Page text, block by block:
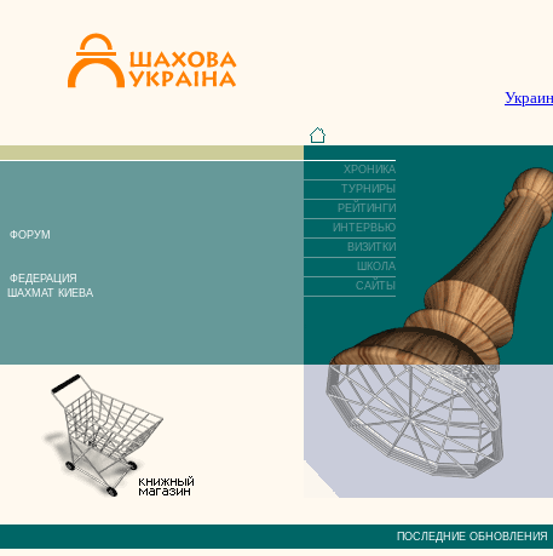
ФОРУМ
ФЕДЕРАЦИЯ
ШАХМАТ КИЕВА
ХРОНИКА
ТУРНИРЫ
РЕЙТИНГИ
ИНТЕРВЬЮ
ВИЗИТКИ
ШКОЛА
САЙТЫ
ПОСЛЕДНИЕ